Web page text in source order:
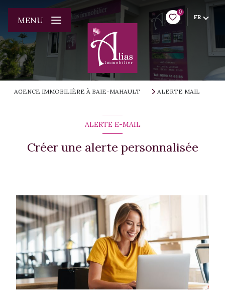
0
FR
MENU
AGENCE IMMOBILIÈRE À BAIE-MAHAULT ALERTE MAIL
ALERTE E-MAIL
Créer une alerte personnalisée